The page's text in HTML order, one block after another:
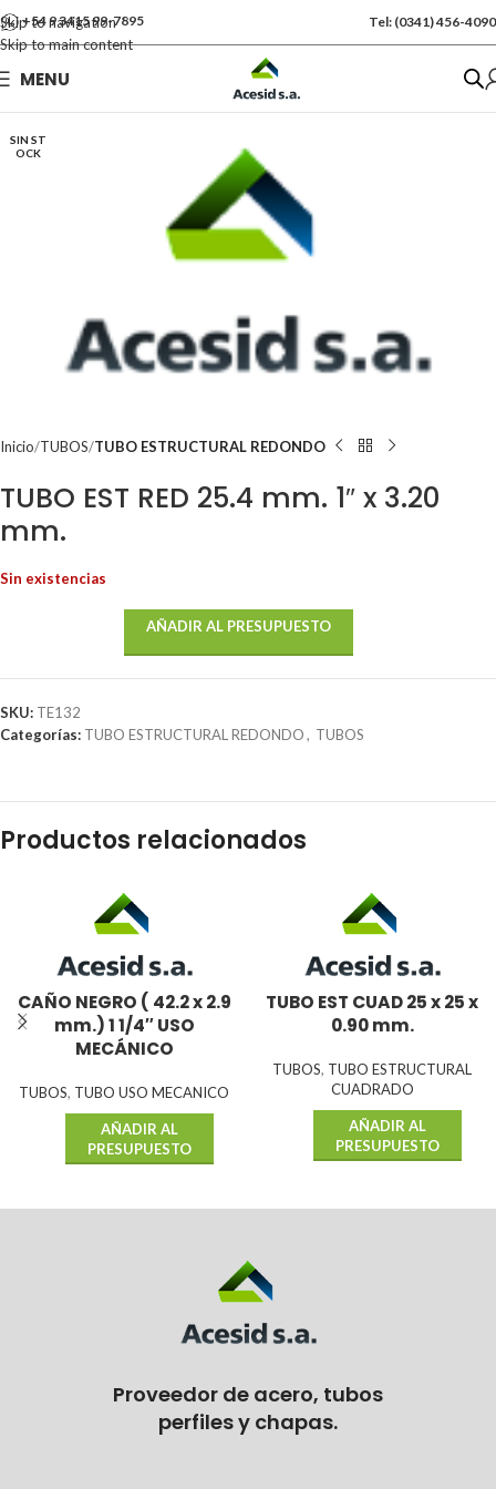
Skip to navigation
Skip to main content
+54 9 3415 99-7895 Tel: (0341) 456-4090
MENU
SIN ST
OCK
Inicio TUBOS TUBO ESTRUCTURAL REDONDO
TUBO EST RED 25.4 mm. 1″ x 3.20
mm.
Se vende por Und
Sin existencias
AÑADIR AL PRESUPUESTO
SKU: TE132
Categorías: TUBO ESTRUCTURAL REDONDO, TUBOS
Productos relacionados
CAÑO NEGRO ( 42.2 x 2.9
mm.) 1 1/4″ USO
MECÁNICO
TUBOS, TUBO USO MECANICO
AÑADIR AL
PRESUPUESTO
TUBO EST CUAD 25 x 25 x
0.90 mm.
TUBOS, TUBO ESTRUCTURAL
CUADRADO
AÑADIR AL
PRESUPUESTO
Proveedor de acero, tubos
perfiles y chapas.